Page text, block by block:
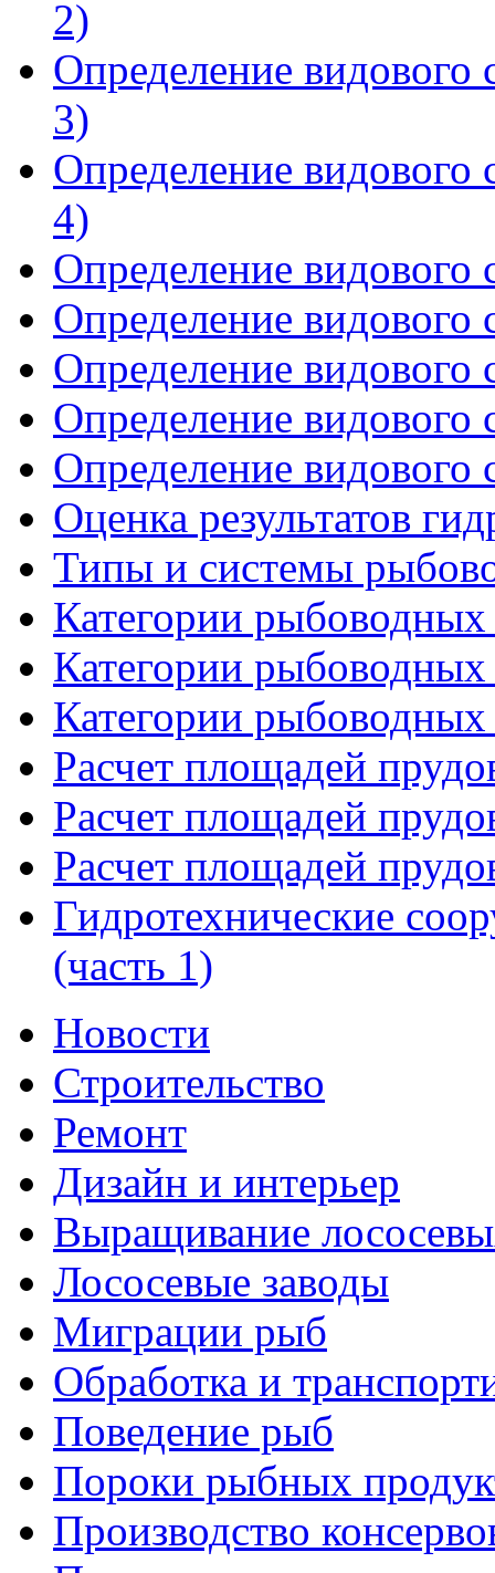
2)
Определение видового
3)
Определение видового
4)
Определение видового
Определение видового
Определение видового
Определение видового
Определение видового
Оценка результатов
Типы и системы
Категории рыбоводных
Категории рыбоводных
Категории рыбоводных
Расчет площадей
Расчет площадей
Расчет площадей
Гидротехнические
(часть 1)
Новости
Строительство
Ремонт
Дизайн и интерьер
Выращивание
Лососевые заводы
Миграции рыб
Обработка и
Поведение рыб
Пороки рыбных
Производство